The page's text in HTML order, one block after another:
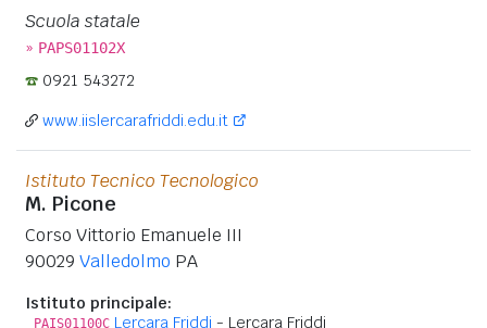
Scuola statale
» PAPS01102X
0921 543272
www.iislercarafriddi.edu.it
Istituto Tecnico Tecnologico
M. Picone
Corso Vittorio Emanuele III
90029 Valledolmo PA
Istituto principale:
PAIS01100C Lercara Friddi - Lercara Friddi